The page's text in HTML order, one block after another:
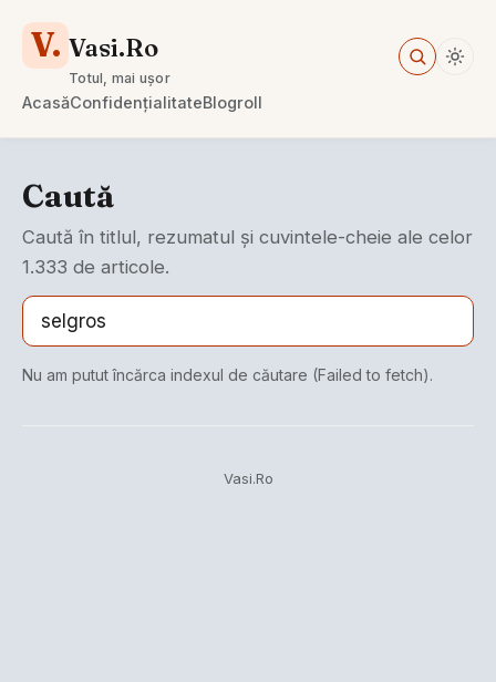
V. Vasi.Ro
Totul, mai ușor
AcasăConfidențialitateBlogroll
Caută
Caută în titlul, rezumatul și cuvintele-cheie ale celor
1.333 de articole.
Nu am putut încărca indexul de căutare (Failed to fetch).
Vasi.Ro